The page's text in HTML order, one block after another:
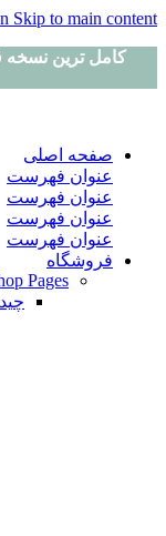
Skip to main content
کامل ترین نسخه
صفحه اصلی
عنوان فهرست
عنوان فهرست
عنوان فهرست
عنوان فهرست
فروشگاه
Pages